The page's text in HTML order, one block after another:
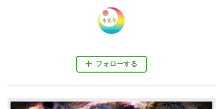
フォローする